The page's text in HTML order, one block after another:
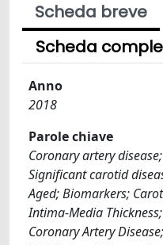
Scheda breve
Scheda
Anno
2018
Parole chiave
Coronary artery
Significant carotid
Aged; Biomarkers;
Intima-Media
Coronary Artery